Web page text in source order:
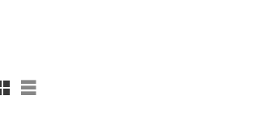
Rutnätsvy
Listvy